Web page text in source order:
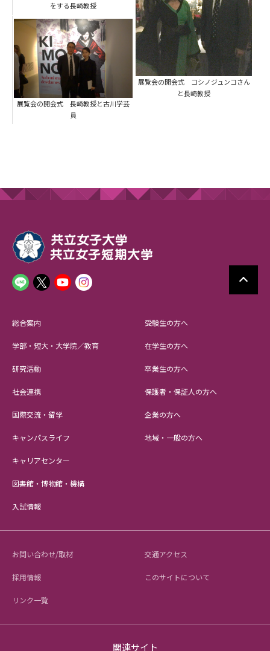
をする長崎教授
展覧会の開会式 コシノジュンコさん
と長崎教授
展覧会の開会式 長崎教授と古川学芸
員
総合案内
学部・短大・大学院／教育
研究活動
社会連携
国際交流・留学
キャンパスライフ
キャリアセンター
図書館・博物館・機構
入試情報
受験生の方へ
在学生の方へ
卒業生の方へ
保護者・保証人の方へ
企業の方へ
地域・一般の方へ
お問い合わせ/取材 交通アクセス
採用情報 このサイトについて
リンク一覧
関連サイト